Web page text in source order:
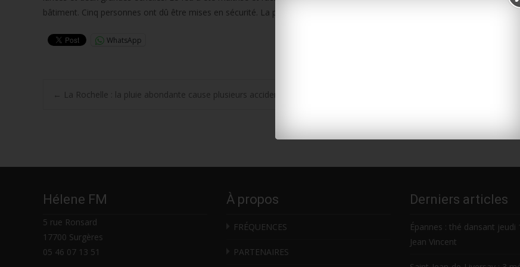
bâtiment. Cinq personnes ont dû être mises en sécurité. La police s’est rendue sur place. Une enquête a été ouverte.
WhatsApp
Post
← La Rochelle : la pluie abondante cause plusieurs accidents Cyclad vous parle du compostage
Hélene FM
5 rue Ronsard
17700 Surgères
05 46 07 13 51
À propos
FRÉQUENCES
PARTENAIRES
Derniers articles
Épannes : thé dansant jeudi
Jean Vincent